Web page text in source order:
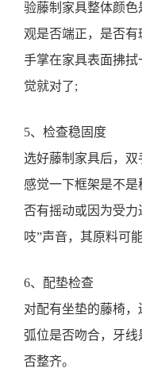
验藤制家具整体颜
观是否端正，是否有
手掌在家具表面拂
觉就对了;
5、检查稳固度
选好藤制家具后，双
感觉一下框架是不
否有摇动或因为受
吱”声音，其原料可
6、配垫检查
对配有坐垫的藤椅
弧位是否吻合，牙
否整齐。